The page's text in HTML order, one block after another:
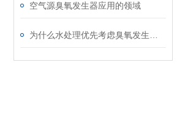
空气源臭氧发生器应用的领域